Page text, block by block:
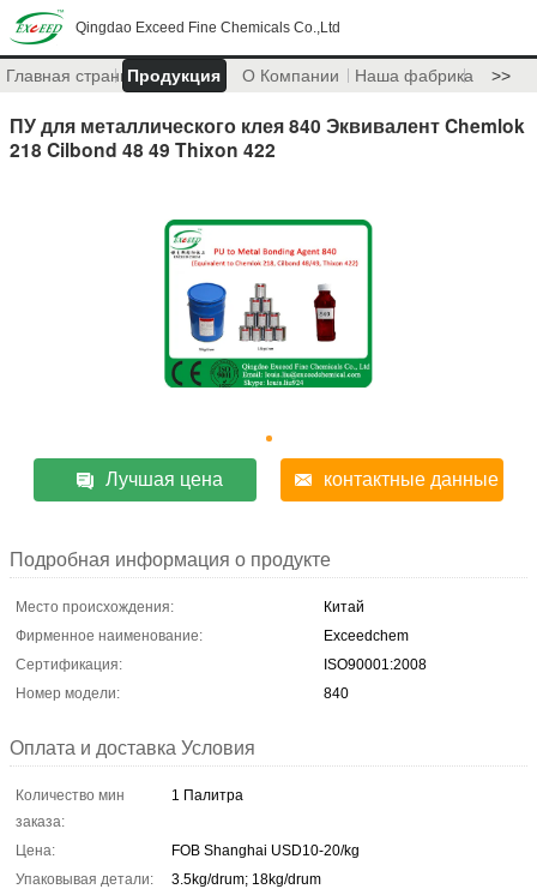
Qingdao Exceed Fine Chemicals Co.,Ltd
Главная страницаПродукция О Компании Наша фабрика >>
ПУ для металлического клея 840 Эквивалент Chemlok
218 Cilbond 48 49 Thixon 422
Лучшая цена контактные данные
Подробная информация о продукте
Место происхождения:
Китай
Фирменное наименование:
Exceedchem
Сертификация:
ISO90001:2008
Номер модели:
840
Оплата и доставка Условия
Количество мин
заказа:
1 Палитра
Цена:
FOB Shanghai USD10-20/kg
Упаковывая детали:
3.5kg/drum; 18kg/drum